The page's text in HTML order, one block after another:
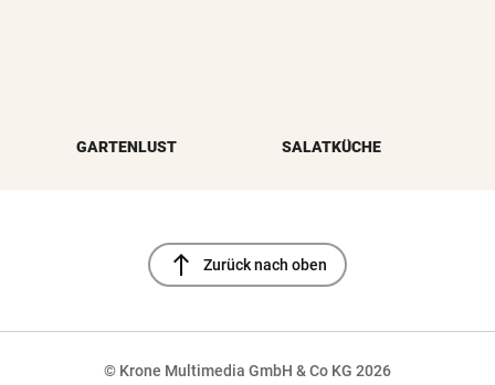
GARTENLUST SALATKÜCHE
north Zurück nach oben
© Krone Multimedia GmbH & Co KG 2026